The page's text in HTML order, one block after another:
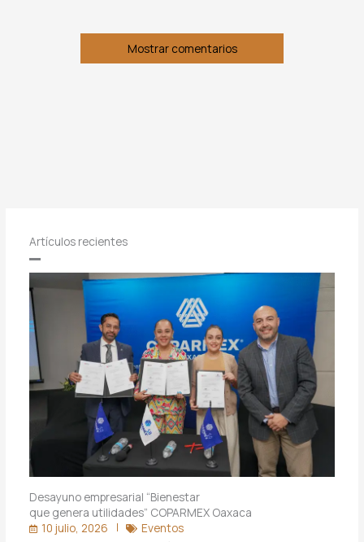
Mostrar comentarios
Artículos recientes
Desayuno empresarial “Bienestar
que genera utilidades” COPARMEX Oaxaca
10 julio, 2026
Eventos